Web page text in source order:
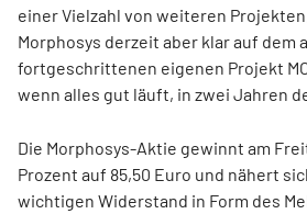
einer Vielzahl von weiteren
Morphosys derzeit aber klar auf dem
fortgeschrittenen eigenen Projekt
wenn alles gut läuft, in zwei Jahren
Die Morphosys-Aktie gewinnt am
Prozent auf 85,50 Euro und nähert
wichtigen Widerstand in Form des